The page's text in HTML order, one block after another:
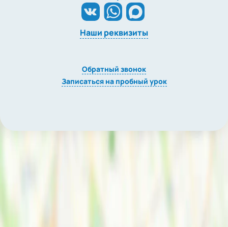
Наши реквизиты
Обратный звонок
Записаться на пробный урок